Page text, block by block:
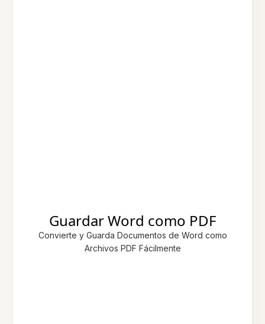
Guardar Word como PDF
Convierte y Guarda Documentos de Word como
Archivos PDF Fácilmente